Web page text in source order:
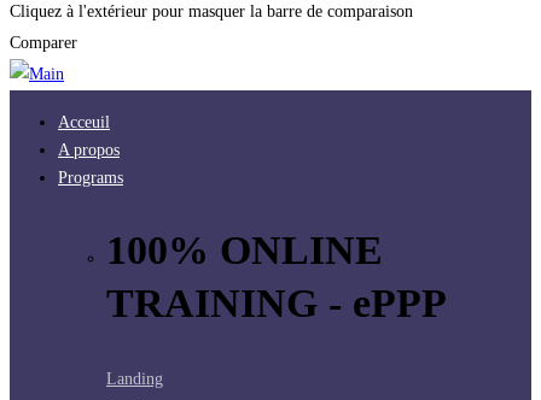
Cliquez à l'extérieur pour masquer la barre de comparaison
Comparer
Acceuil
A propos
Programs
100% ONLINE
TRAINING - ePPP
Landing